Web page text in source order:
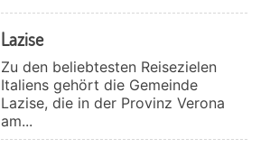
Lazise
Zu den beliebtesten Reisezielen
Italiens gehört die Gemeinde
Lazise, die in der Provinz Verona
am...